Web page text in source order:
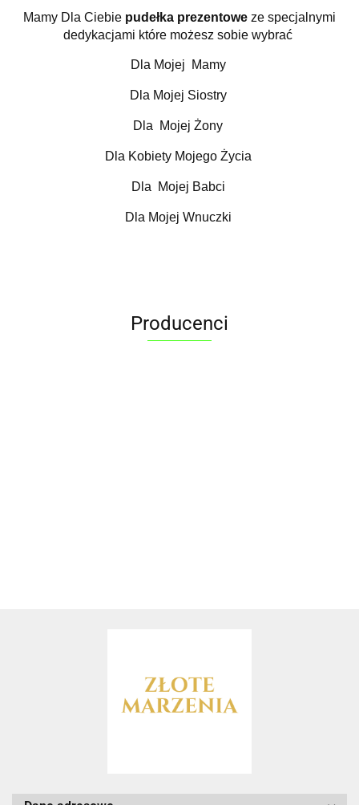
Mamy Dla Ciebie pudełka prezentowe ze specjalnymi
dedykacjami które możesz sobie wybrać
Dla Mojej Mamy
Dla Mojej Siostry
Dla Mojej Żony
Dla Kobiety Mojego Życia
Dla Mojej Babci
Dla Mojej Wnuczki
Producenci